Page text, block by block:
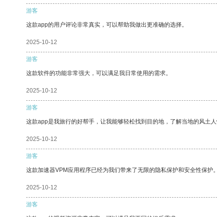
游客
这款app的用户评论非常真实，可以帮助我做出更准确的选择。
2025-10-12
游客
这款软件的功能非常强大，可以满足我日常使用的需求。
2025-10-12
游客
这款app是我旅行的好帮手，让我能够轻松找到目的地，了解当地的风土
2025-10-12
游客
这款加速器VPM应用程序已经为我们带来了无限的隐私保护和安全性保护
2025-10-12
游客